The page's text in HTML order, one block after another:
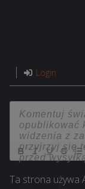
Login
Ta strona używa